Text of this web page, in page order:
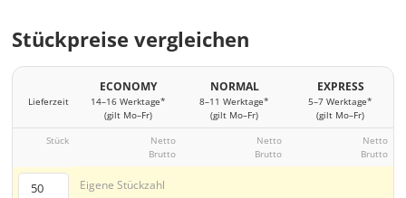
Stückpreise vergleichen
Lieferzeit
ECONOMY
14–16 Werktage*
(gilt Mo–Fr)
NORMAL
8–11 Werktage*
(gilt Mo–Fr)
EXPRESS
5–7 Werktage*
(gilt Mo–Fr)
Stück
Netto
Brutto
Netto
Brutto
Netto
Brutto
Eigene Stückzahl